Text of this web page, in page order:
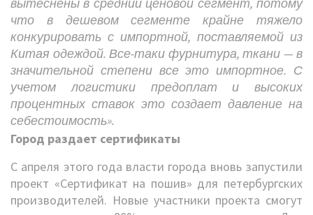
что в дешевом сегменте крайне тяжело
конкурировать с импортной, поставляемой из
Китая одеждой. Все-таки фурнитура, ткани — в
значительной степени все это импортное. С
учетом логистики предоплат и высоких
процентных ставок это создает давление на
себестоимость».
Город раздает сертификаты
С апреля этого года власти города вновь запустили
проект «Сертификат на пошив» для петербургских
производителей. Новые участники проекта смогут